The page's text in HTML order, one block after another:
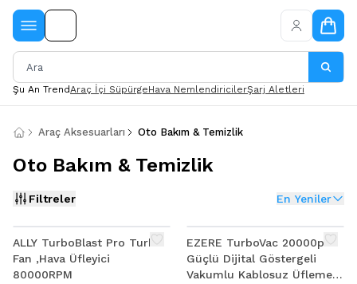
Şu An TrendAraç İçi SüpürgeHava NemlendiricilerŞarj Aletleri
Araç Aksesuarları Oto Bakım & Temizlik
Oto Bakım & Temizlik
Filtreler En Yeniler
ALLY TurboBlast Pro Turbo
Fan ,Hava Üfleyici
80000RPM
EZERE TurboVac 20000pa
Güçlü Dijital Göstergeli
Vakumlu Kablosuz Üflemeli